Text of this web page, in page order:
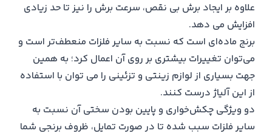
علاوه بر ایجاد برش بی نقص، سرعت برش را نیز تا حد زیادی
افزایش می دهد.
برنج ماده‌ای است که نسبت به سایر فلزات منعطف‌تر است و
می‌توان تغییرات بیشتری بر روی آن اعمال کرد؛ به همین
جهت بسیاری از لوازم زینتی و تزئینی را می توان با استفاده
از این آلیاژ درست کنند.
دو ویژگی چکش‌خواری و پایین بودن سختی آن نسبت به
سایر فلزات سبب شده تا در صورت تمایل، ظروف برنجی شما